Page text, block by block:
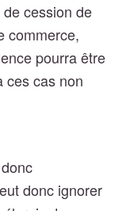
cession de
commerce,
pourra être
ces cas non
donc ignorer